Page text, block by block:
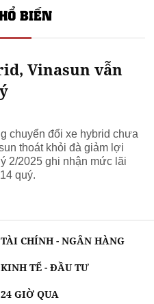
BIẾN
Vinasun vẫn
chuyển đổi xe hybrid chưa
thoát khỏi đà giảm lợi
2/2025 ghi nhận mức lãi
quý.
TÀI CHÍNH - NGÂN HÀNG
KINH TẾ - ĐẦU TƯ
24 GIỜ QUA